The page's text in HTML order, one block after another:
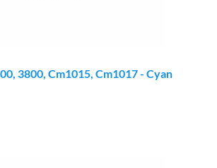
3800, Cm1015, Cm1017 - Cyan